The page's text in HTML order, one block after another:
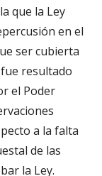
que la Ley
en el
ser cubierta
resultado
el Poder
a la falta
de las
la Ley.